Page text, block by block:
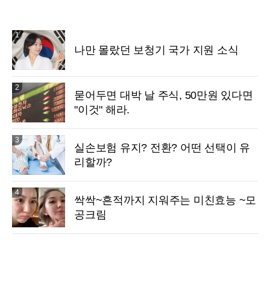
1
나만 몰랐던 보청기 국가 지원 소식
2
묻어두면 대박 날 주식, 50만원 있다면
"이것" 해라.
3
실손보험 유지? 전환? 어떤 선택이 유
리할까?
4
싹싹~흔적까지 지워주는 미친효능 ~모
공크림